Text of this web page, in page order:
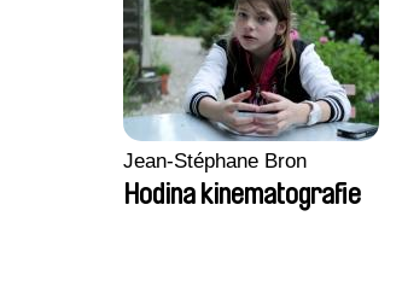
Jean-Stéphane Bron
Hodina kinematografie